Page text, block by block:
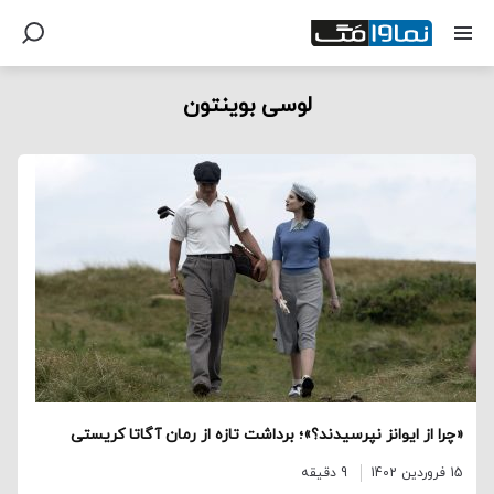
لوسی بوینتون
«چرا از ایوانز نپرسیدند؟»؛ برداشت تازه از رمان آگاتا کریستی
15 فروردین 1402 9 دقیقه